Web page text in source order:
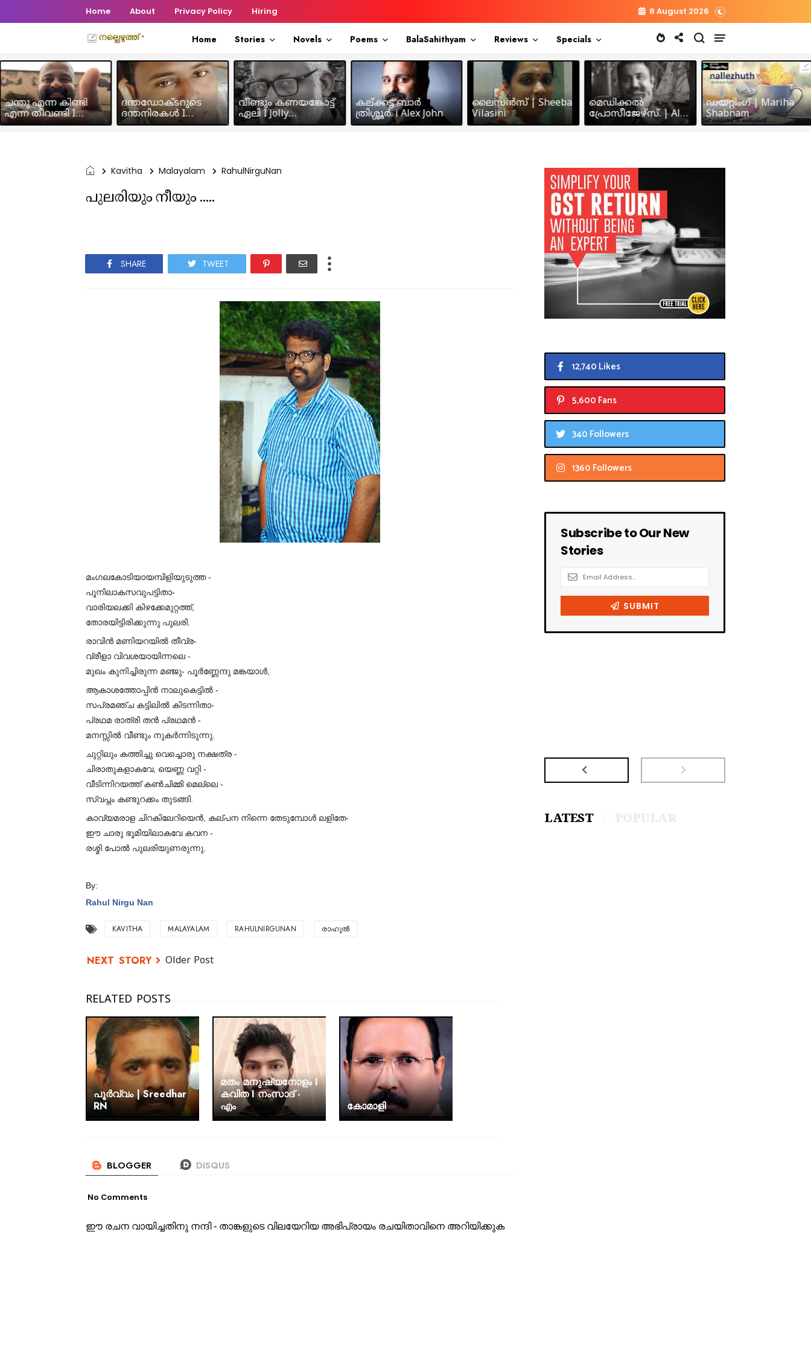
Home About Privacy Policy Hiring 8 August 2026
Home Stories Novels Poems BalaSahithyam Reviews Specials
ചന്തു എന്ന കിണ്ടി
എന്ന തീവണ്ടി I
Humour Story I Rajeev
ദന്തഡോക്ടറുടെ
ദന്തനിരകൾ I
Humour I Hussain MK
വീണ്ടും കണയങ്കോട്ട്
ഏലി I Jolly
Chakramakkil
കല്ക്കട്ട ബാർ
ത്രിശ്ശൂർ. i Alex John
ലൈസൻസ് | Sheeba
Vilasini
മെഡിക്കൽ
പ്രോസീജേഴ്സ്‌. | Alex
John
ഡയറ്റിംഗ് | Mariha
Shabnam
Kavitha Malayalam RahulNirguNan
പുലരിയും നീയും .....
SHARE TWEET
മംഗലകോടിയായമ്പിളിയുടുത്ത -
പൂനിലാകസവുപട്ടിതാ-
വാരിയലക്കി കിഴക്കേമുറ്റത്ത്,
തോരയിട്ടിരിക്കുന്നു പുലരി.
രാവിൻ മണിയറയിൽ തീവ്ര-
വ്രീളാ വിവശയായിന്നലെ -
മുഖം കുനിച്ചിരുന്ന മഞ്ജു- പൂർണ്ണേന്ദു മങ്കയാൾ,
ആകാശത്തോപ്പിൻ നാലുകെട്ടിൽ -
സപ്രമഞ്ച കട്ടിലിൽ കിടന്നിതാ-
പ്രഥമ രാത്രി തൻ പ്രഥമൻ -
മനസ്സിൽ വീണ്ടും നുകർന്നിടുന്നു.
ചുറ്റിലും കത്തിച്ചു വെച്ചൊരു നക്ഷത്ര -
ചിരാതുകളാകവേ, യെണ്ണ വറ്റി -
വീടിന്നിറയത്ത് കൺചിമ്മി മെല്ലെ -
സ്വപ്നം കണ്ടുറക്കം തുടങ്ങി.
കാവ്യമരാള ചിറകിലേറിയെൻ, കല്പന നിന്നെ തേടുമ്പോൾ ലളിതേ-
ഈ ചാരു ഭൂമിയിലാകവേ കവന -
രശ്മി പോൽ പുലരിയുണരുന്നു.
By:
Rahul Nirgu Nan
KAVITHA MALAYALAM RAHULNIRGUNAN രാഹുൽ
Older Post
പൂർവ്വം | Sreedhar
RN
മതം മനുഷ്യനോളം I
കവിത I നംസാദ് -
എം
കോമാളി
No Comments
ഈ രചന വായിച്ചതിനു നന്ദി - താങ്കളുടെ വിലയേറിയ അഭിപ്രായം രചയിതാവിനെ അറിയിക്കുക
12,740 Likes
5,600 Fans
340 Followers
1360 Followers
LATEST